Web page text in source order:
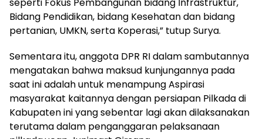
Bidang Pendidikan, bidang Kesehatan dan bidang
pertanian, UMKN, serta Koperasi,” tutup Surya.
Sementara itu, anggota DPR RI dalam sambutannya
mengatakan bahwa maksud kunjungannya pada
saat ini adalah untuk menampung Aspirasi
masyarakat kaitannya dengan persiapan Pilkada di
Kabupaten ini yang sebentar lagi akan dilaksanakan
terutama dalam penganggaran pelaksanaan